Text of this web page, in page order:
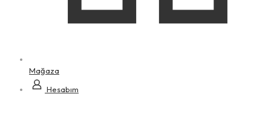
Mağaza
Hesabım